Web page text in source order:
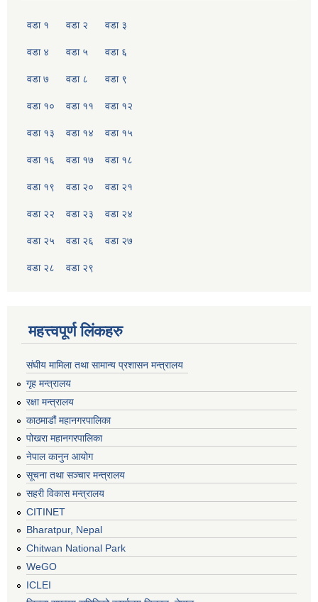
वडा १ वडा २ वडा ३
वडा ४ वडा ५ वडा ६
वडा ७ वडा ८ वडा ९
वडा १० वडा ११ वडा १२
वडा १३ वडा १४ वडा १५
वडा १६ वडा १७ वडा १८
वडा १९ वडा २० वडा २१
वडा २२ वडा २३ वडा २४
वडा २५ वडा २६ वडा २७
वडा २८ वडा २९
महत्त्वपूर्ण लिंकहरु
संघीय मामिला तथा सामान्य प्रशासन मन्त्रालय
गृह मन्त्रालय
रक्षा मन्त्रालय
काठमाडौं महानगरपालिका
पोखरा महानगरपालिका
नेपाल कानुन आयोग
सूचना तथा सञ्चार मन्त्रालय
सहरी विकास मन्त्रालय
CITINET
Bharatpur, Nepal
Chitwan National Park
WeGO
ICLEI